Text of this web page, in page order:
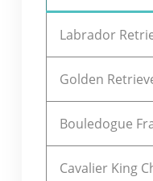
Labrador
Golden
Bouledogue
Cavalier King